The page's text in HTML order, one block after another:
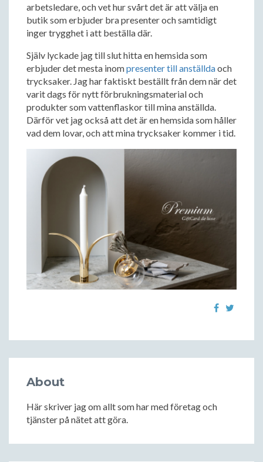
arbetsledare, och vet hur svårt det är att välja en
butik som erbjuder bra presenter och samtidigt
inger trygghet i att beställa där.
Själv lyckade jag till slut hitta en hemsida som
erbjuder det mesta inompresenter till anställdaoch
trycksaker. Jag har faktiskt beställt från dem när det
varit dags för nytt förbrukningsmaterial och
produkter som vattenflaskor till mina anställda.
Därför vet jag också att det är en hemsida som håller
vad dem lovar, och att mina trycksaker kommer i tid.
About
Här skriver jag om allt som har med företag och
tjänster på nätet att göra.